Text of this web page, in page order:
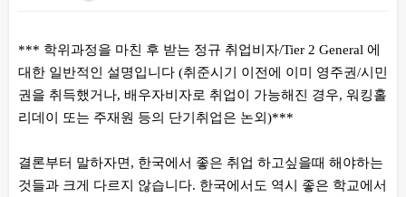
*** 학위과정을 마친 후 받는 정규 취업비자/Tier 2 General 에
대한 일반적인 설명입니다 (취준시기 이전에 이미 영주권/시민
권을 취득했거나, 배우자비자로 취업이 가능해진 경우, 워킹홀
리데이 또는 주재원 등의 단기취업은 논외)***
결론부터 말하자면, 한국에서 좋은 취업 하고싶을때 해야하는
것들과 크게 다르지 않습니다. 한국에서도 역시 좋은 학교에서